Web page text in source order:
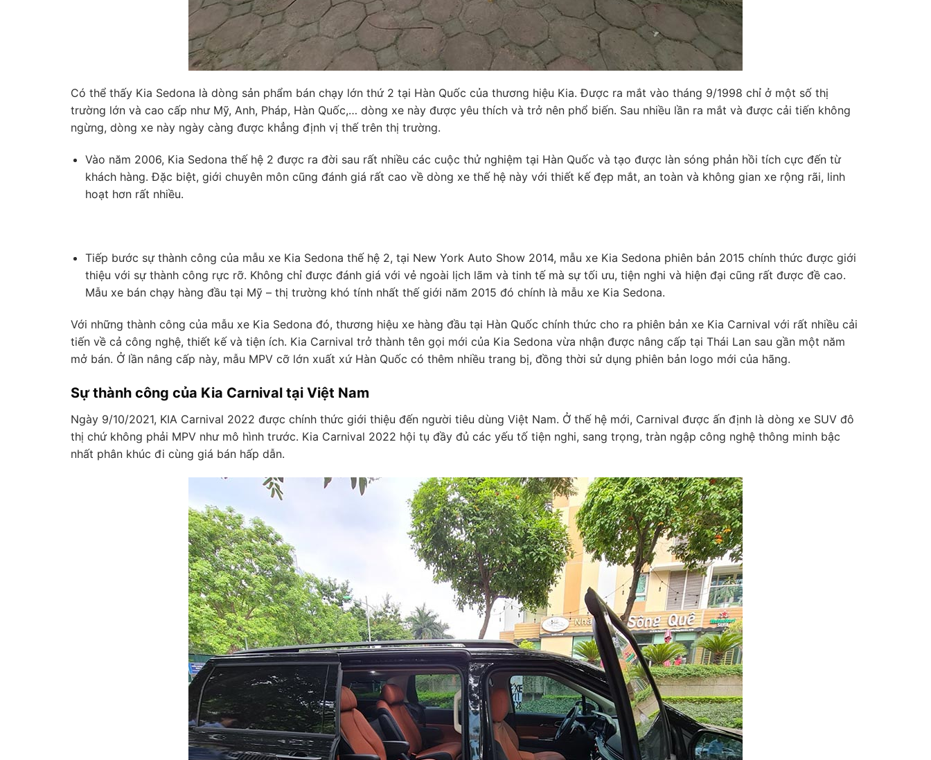
Có thể thấy Kia Sedona là dòng sản phẩm bán chạy lớn thứ 2 tại Hàn Quốc của thương hiệu Kia. Được ra mắt vào tháng 9/1998 chỉ ở một số thị
trường lớn và cao cấp như Mỹ, Anh, Pháp, Hàn Quốc,… dòng xe này được yêu thích và trở nên phổ biến. Sau nhiều lần ra mắt và được cải tiến không
ngừng, dòng xe này ngày càng được khẳng định vị thế trên thị trường.
Vào năm 2006, Kia Sedona thế hệ 2 được ra đời sau rất nhiều các cuộc thử nghiệm tại Hàn Quốc và tạo được làn sóng phản hồi tích cực đến từ
khách hàng. Đặc biệt, giới chuyên môn cũng đánh giá rất cao về dòng xe thế hệ này với thiết kế đẹp mắt, an toàn và không gian xe rộng rãi, linh
hoạt hơn rất nhiều.
Tiếp bước sự thành công của mẫu xe Kia Sedona thế hệ 2, tại New York Auto Show 2014, mẫu xe Kia Sedona phiên bản 2015 chính thức được giới
thiệu với sự thành công rực rỡ. Không chỉ được đánh giá với vẻ ngoài lịch lãm và tinh tế mà sự tối ưu, tiện nghi và hiện đại cũng rất được đề cao.
Mẫu xe bán chạy hàng đầu tại Mỹ – thị trường khó tính nhất thế giới năm 2015 đó chính là mẫu xe Kia Sedona.
Với những thành công của mẫu xe Kia Sedona đó, thương hiệu xe hàng đầu tại Hàn Quốc chính thức cho ra phiên bản xe Kia Carnival với rất nhiều cải
tiến về cả công nghệ, thiết kế và tiện ích. Kia Carnival trở thành tên gọi mới của Kia Sedona vừa nhận được nâng cấp tại Thái Lan sau gần một năm
mở bán. Ở lần nâng cấp này, mẫu MPV cỡ lớn xuất xứ Hàn Quốc có thêm nhiều trang bị, đồng thời sử dụng phiên bản logo mới của hãng.
Sự thành công của Kia Carnival tại Việt Nam
Ngày 9/10/2021, KIA Carnival 2022 được chính thức giới thiệu đến người tiêu dùng Việt Nam. Ở thế hệ mới, Carnival được ấn định là dòng xe SUV đô
thị chứ không phải MPV như mô hình trước. Kia Carnival 2022 hội tụ đầy đủ các yếu tố tiện nghi, sang trọng, tràn ngập công nghệ thông minh bậc
nhất phân khúc đi cùng giá bán hấp dẫn.